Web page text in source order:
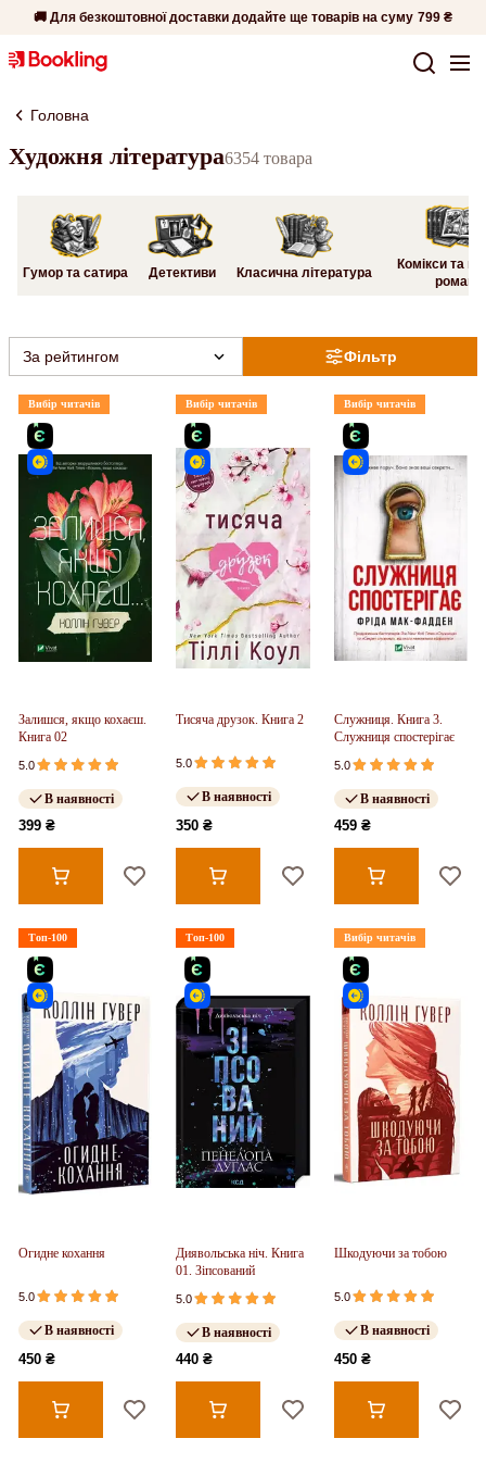
🚚 Для безкоштовної доставки додайте ще товарів на суму 799 ₴
Головна
Художня література6354 товара
Гумор та сатира Детективи Класична література
Комікси та
романи
Фільтр
За рейтингом
Вибір читачів
Залишся, якщо кохаєш.
Книга 02
5.0
В наявності
399 ₴
Вибір читачів
Тисяча друзок. Книга 2
5.0
В наявності
350 ₴
Вибір читачів
Служниця. Книга 3.
Служниця спостерігає
5.0
В наявності
459 ₴
Топ-100
Огидне кохання
5.0
В наявності
450 ₴
Топ-100
Диявольська ніч. Книга
01. Зіпсований
5.0
В наявності
440 ₴
Вибір читачів
Шкодуючи за тобою
5.0
В наявності
450 ₴